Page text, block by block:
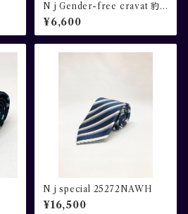
N j Gender-free cravat 豹
柄 ブルー×ネイビー
¥6,600
N j special 25272NAWH
¥16,500